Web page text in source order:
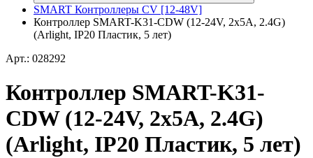
SMART Контроллеры CV [12-48V]
Контроллер SMART-K31-CDW (12-24V, 2x5A, 2.4G)
(Arlight, IP20 Пластик, 5 лет)
Арт.: 028292
Контроллер SMART-K31-
CDW (12-24V, 2x5A, 2.4G)
(Arlight, IP20 Пластик, 5 лет)